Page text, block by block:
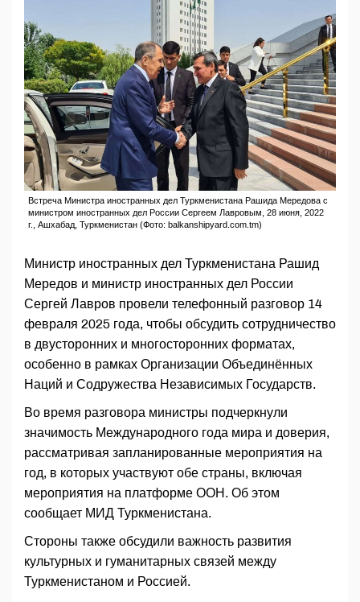
Встреча Министра иностранных дел Туркменистана Рашида Мередова с
министром иностранных дел России Сергеем Лавровым, 28 июня, 2022
г., Ашхабад, Туркменистан (Фото: balkanshipyard.com.tm)
Министр иностранных дел Туркменистана Рашид
Мередов и министр иностранных дел России
Сергей Лавров провели телефонный разговор 14
февраля 2025 года, чтобы обсудить сотрудничество
в двусторонних и многосторонних форматах,
особенно в рамках Организации Объединённых
Наций и Содружества Независимых Государств.
Во время разговора министры подчеркнули
значимость Международного года мира и доверия,
рассматривая запланированные мероприятия на
год, в которых участвуют обе страны, включая
мероприятия на платформе ООН. Об этом
сообщает МИД Туркменистана.
Стороны также обсудили важность развития
культурных и гуманитарных связей между
Туркменистаном и Россией.